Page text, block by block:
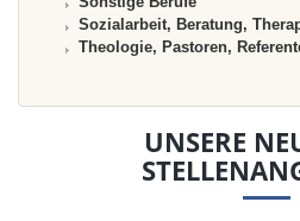
Sozialarbeit, Beratung,
Theologie, Pastoren,
UNSERE